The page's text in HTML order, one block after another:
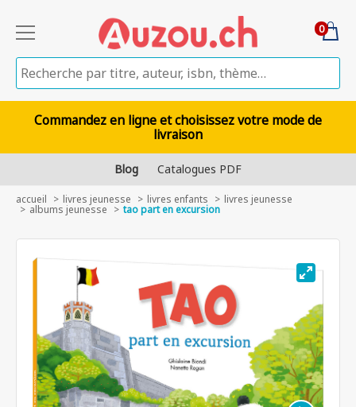
0
Commandez en ligne et choisissez votre mode de
livraison
Blog Catalogues PDF
accueil livres jeunesse livres enfants livres jeunesse
albums jeunesse tao part en excursion